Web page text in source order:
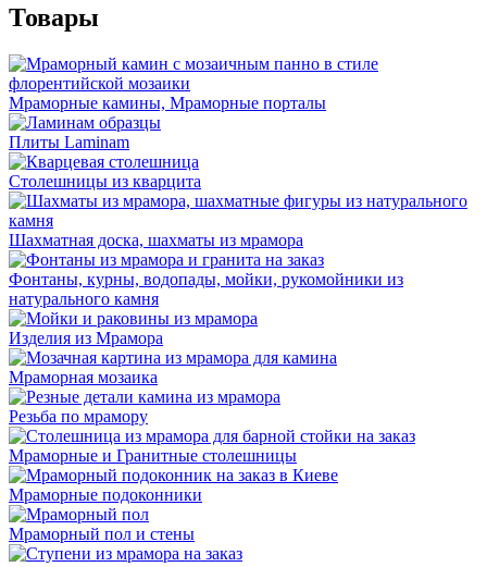
Товары
Мраморные камины, Мраморные порталы
Плиты Laminam
Столешницы из кварцита
Шахматная доска, шахматы из мрамора
Фонтаны, курны, водопады, мойки, рукомойники из
натурального камня
Изделия из Мрамора
Мраморная мозаика
Резьба по мрамору
Мраморные и Гранитные столешницы
Мраморные подоконники
Мраморный пол и стены